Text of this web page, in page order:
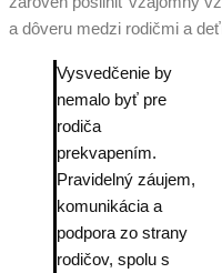
a dôveru medzi rodičmi a
Vysvedčenie by
nemalo byť pre
rodiča
prekvapením.
Pravidelný záujem,
komunikácia a
podpora zo strany
rodičov, spolu s